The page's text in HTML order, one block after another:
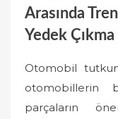
Arasında
Yedek Çıkma
Otomobil
otomobillerin
parçaların